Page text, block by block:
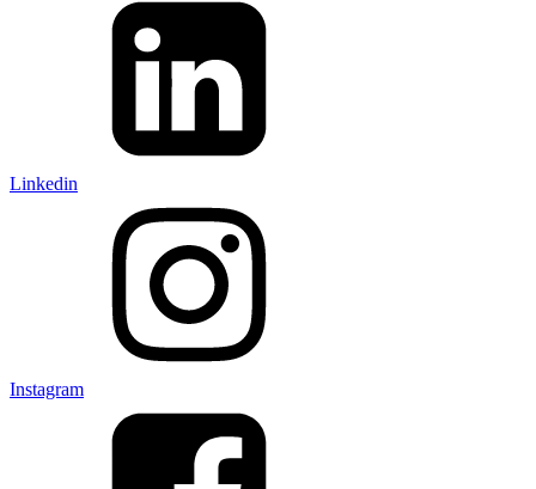
Linkedin
Instagram